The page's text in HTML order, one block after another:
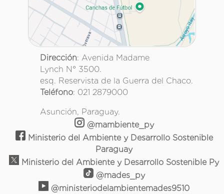
Dirección: Avenida Madame
Lynch N° 3500.
esq. Reservista de la Guerra del Chaco.
Teléfono: 021 2879000
Asunción, Paraguay.
@mambiente_py
Ministerio del Ambiente y Desarrollo Sostenible
Paraguay
Ministerio del Ambiente y Desarrollo Sostenible Py
@mades_py
@ministeriodelambientemades9510